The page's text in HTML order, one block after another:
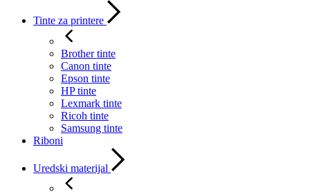
Tinte za printere
Brother tinte
Canon tinte
Epson tinte
HP tinte
Lexmark tinte
Ricoh tinte
Samsung tinte
Riboni
Uredski materijal